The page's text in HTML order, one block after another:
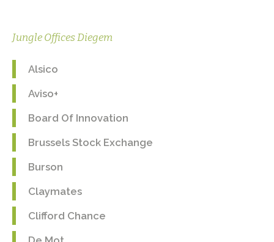
Jungle Offices Diegem
Alsico
Aviso+
Board Of Innovation
Brussels Stock Exchange
Burson
Claymates
Clifford Chance